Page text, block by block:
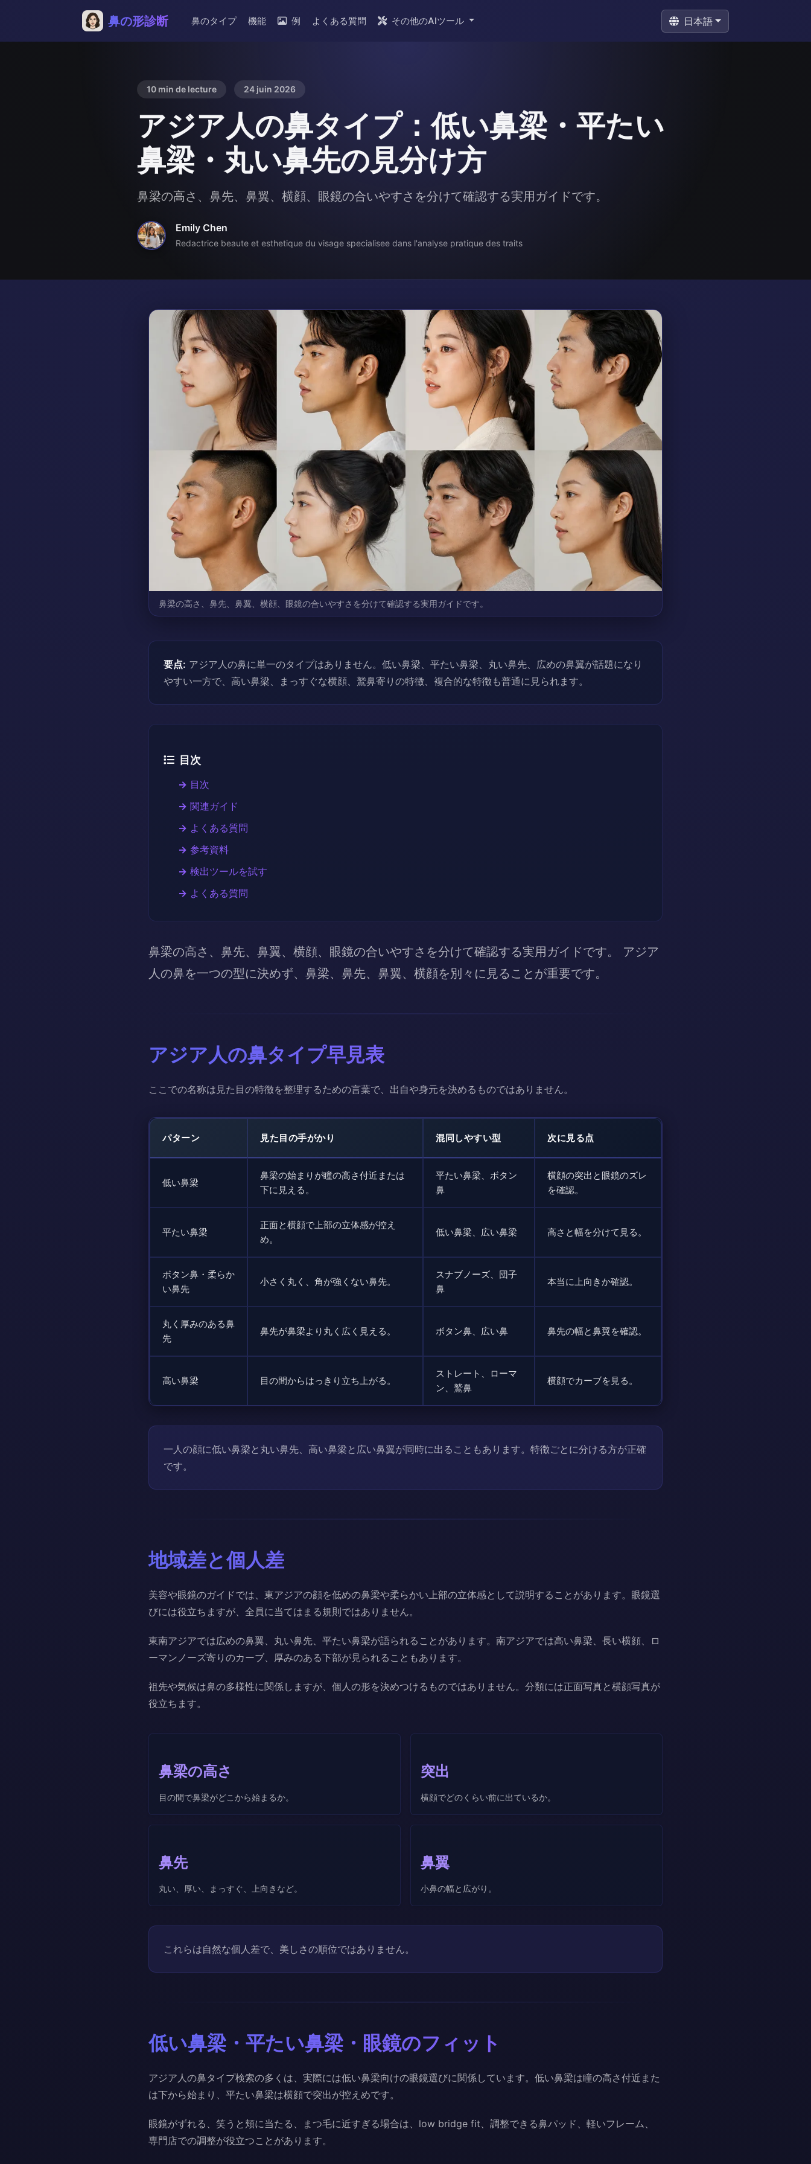
鼻の形診断 鼻のタイプ 機能 例 よくある質問 その他のAIツール 日本語
10 min de lecture 24 juin 2026
アジア人の鼻タイプ：低い鼻梁・平たい
鼻梁・丸い鼻先の見分け方
鼻梁の高さ、鼻先、鼻翼、横顔、眼鏡の合いやすさを分けて確認する実用ガイドです。
Emily Chen
Redactrice beaute et esthetique du visage specialisee dans l'analyse pratique des traits
鼻梁の高さ、鼻先、鼻翼、横顔、眼鏡の合いやすさを分けて確認する実用ガイドです。
要点: アジア人の鼻に単一のタイプはありません。低い鼻梁、平たい鼻梁、丸い鼻先、広めの鼻翼が話題になり
やすい一方で、高い鼻梁、まっすぐな横顔、鷲鼻寄りの特徴、複合的な特徴も普通に見られます。
目次
目次
関連ガイド
よくある質問
参考資料
検出ツールを試す
よくある質問
鼻梁の高さ、鼻先、鼻翼、横顔、眼鏡の合いやすさを分けて確認する実用ガイドです。 アジア
人の鼻を一つの型に決めず、鼻梁、鼻先、鼻翼、横顔を別々に見ることが重要です。
アジア人の鼻タイプ早見表
ここでの名称は見た目の特徴を整理するための言葉で、出自や身元を決めるものではありません。
パターン 見た目の手がかり 混同しやすい型 次に見る点
低い鼻梁
鼻梁の始まりが瞳の高さ付近または
下に見える。
平たい鼻梁、ボタン
鼻
横顔の突出と眼鏡のズレ
を確認。
平たい鼻梁
正面と横顔で上部の立体感が控え
め。
低い鼻梁、広い鼻梁 高さと幅を分けて見る。
ボタン鼻・柔らか
い鼻先
小さく丸く、角が強くない鼻先。
スナブノーズ、団子
鼻
本当に上向きか確認。
丸く厚みのある鼻
先
鼻先が鼻梁より丸く広く見える。 ボタン鼻、広い鼻 鼻先の幅と鼻翼を確認。
高い鼻梁 目の間からはっきり立ち上がる。
ストレート、ローマ
ン、鷲鼻
横顔でカーブを見る。
一人の顔に低い鼻梁と丸い鼻先、高い鼻梁と広い鼻翼が同時に出ることもあります。特徴ごとに分ける方が正確
です。
地域差と個人差
美容や眼鏡のガイドでは、東アジアの顔を低めの鼻梁や柔らかい上部の立体感として説明することがあります。眼鏡選
びには役立ちますが、全員に当てはまる規則ではありません。
東南アジアでは広めの鼻翼、丸い鼻先、平たい鼻梁が語られることがあります。南アジアでは高い鼻梁、長い横顔、ロ
ーマンノーズ寄りのカーブ、厚みのある下部が見られることもあります。
祖先や気候は鼻の多様性に関係しますが、個人の形を決めつけるものではありません。分類には正面写真と横顔写真が
役立ちます。
鼻梁の高さ
目の間で鼻梁がどこから始まるか。
突出
横顔でどのくらい前に出ているか。
鼻先
丸い、厚い、まっすぐ、上向きなど。
鼻翼
小鼻の幅と広がり。
これらは自然な個人差で、美しさの順位ではありません。
低い鼻梁・平たい鼻梁・眼鏡のフィット
アジア人の鼻タイプ検索の多くは、実際には低い鼻梁向けの眼鏡選びに関係しています。低い鼻梁は瞳の高さ付近また
は下から始まり、平たい鼻梁は横顔で突出が控えめです。
眼鏡がずれる、笑うと頬に当たる、まつ毛に近すぎる場合は、low bridge fit、調整できる鼻パッド、軽いフレーム、
専門店での調整が役立つことがあります。